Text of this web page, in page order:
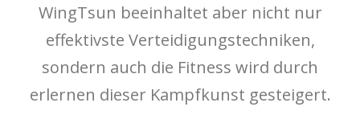
WingTsun beeinhaltet aber nicht nur
effektivste Verteidigungstechniken,
sondern auch die Fitness wird durch
erlernen dieser Kampfkunst gesteigert.